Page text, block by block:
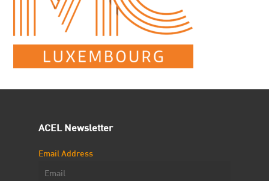
ACEL Newsletter
Email Address